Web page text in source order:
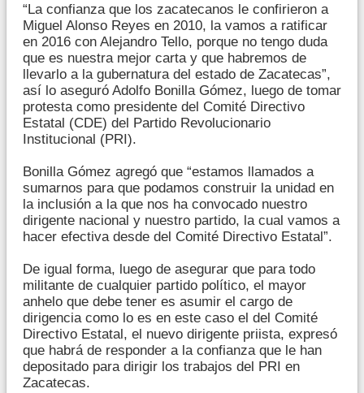
“La confianza que los zacatecanos le confirieron a
Miguel Alonso Reyes en 2010, la vamos a ratificar
en 2016 con Alejandro Tello, porque no tengo duda
que es nuestra mejor carta y que habremos de
llevarlo a la gubernatura del estado de Zacatecas”,
así lo aseguró Adolfo Bonilla Gómez, luego de tomar
protesta como presidente del Comité Directivo
Estatal (CDE) del Partido Revolucionario
Institucional (PRI).
Bonilla Gómez agregó que “estamos llamados a
sumarnos para que podamos construir la unidad en
la inclusión a la que nos ha convocado nuestro
dirigente nacional y nuestro partido, la cual vamos a
hacer efectiva desde del Comité Directivo Estatal”.
De igual forma, luego de asegurar que para todo
militante de cualquier partido político, el mayor
anhelo que debe tener es asumir el cargo de
dirigencia como lo es en este caso el del Comité
Directivo Estatal, el nuevo dirigente priista, expresó
que habrá de responder a la confianza que le han
depositado para dirigir los trabajos del PRI en
Zacatecas.